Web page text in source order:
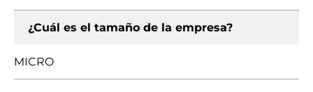
¿Cuál es el tamaño de la empresa?
MICRO